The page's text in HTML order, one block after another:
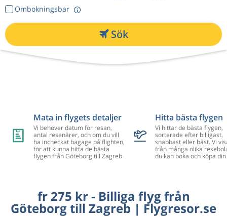
Ombokningsbar
Sök
Mata in flygets detaljer
Vi behöver datum för resan,
antal resenärer, och om du vill
ha incheckat bagage på flighten,
för att kunna hitta de bästa
flygen från Göteborg till Zagreb
Hitta bästa flygen
Vi hittar de bästa flygen,
sorterade efter billigast,
snabbast eller bäst. Vi
från många olika
du kan boka och köpa
fr 275 kr - Billiga flyg från
Göteborg till Zagreb | Flygresor.se